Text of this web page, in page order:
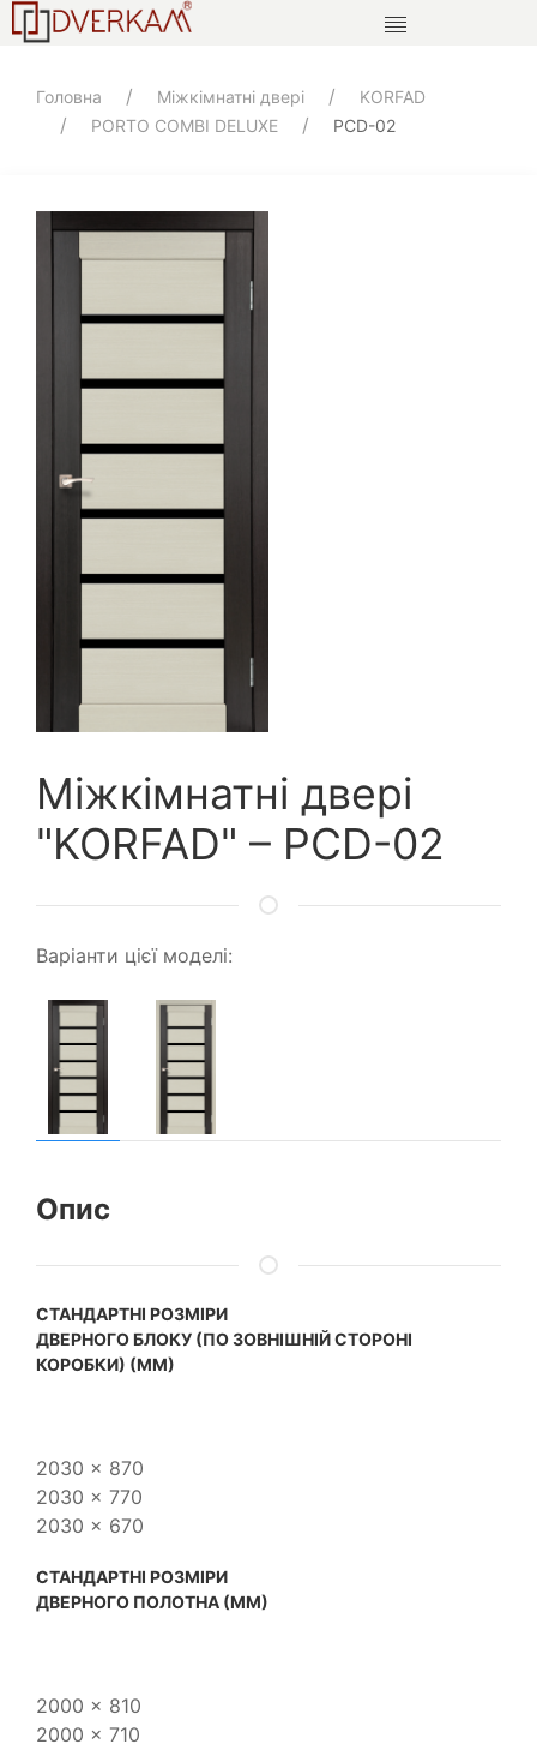
Головна Міжкімнатні двері
KORFAD
PORTO COMBI DELUXE
PCD-02
Міжкімнатні двері
"KORFAD" – PCD-02
Варіанти цієї моделі:
Опис
CТАНДАРТНІ РОЗМІРИ
ДВЕРНОГО БЛОКУ (ПО ЗОВНІШНІЙ СТОРОНІ
КОРОБКИ) (ММ)
2030 x 870
2030 x 770
2030 x 670
CТАНДАРТНІ РОЗМІРИ
ДВЕРНОГО ПОЛОТНА (ММ)
2000 x 810
2000 x 710